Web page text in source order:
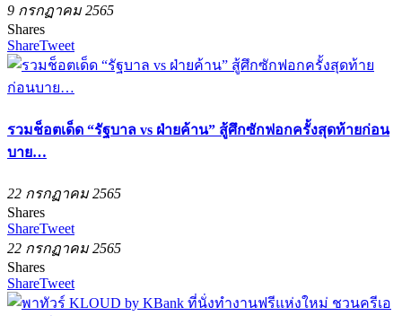
9 กรกฏาคม 2565
Shares
ShareTweet
รวมช็อตเด็ด “รัฐบาล vs ฝ่ายค้าน” สู้ศึกซักฟอกครั้งสุดท้ายก่อน
บาย…
22 กรกฏาคม 2565
Shares
ShareTweet
22 กรกฏาคม 2565
Shares
ShareTweet